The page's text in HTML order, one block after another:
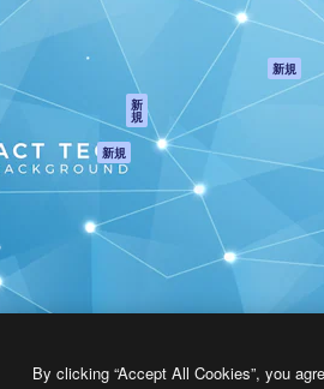
AI 音声合成ツール
ストックコンテン
Claude/ChatGPT
新
規
ージェント 新規
べてのMagnificツ
ル
プライバシーポリ
オリジナル
新規
クッキーポリシー
トラストセンター
アフィリエイト
法人向け
By clicking “Accept All Cookies”, you